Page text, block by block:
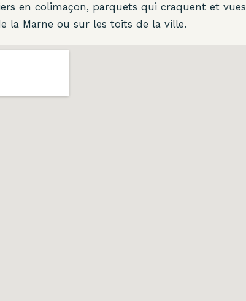
en colimaçon, parquets qui craquent et vues
la Marne ou sur les toits de la ville.